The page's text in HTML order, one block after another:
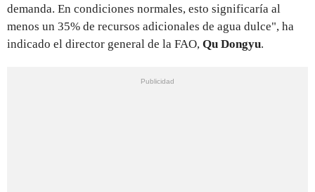
demanda. En condiciones normales, esto significaría al
menos un 35% de recursos adicionales de agua dulce", ha
indicado el director general de la FAO, Qu Dongyu.